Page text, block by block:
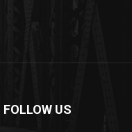
FOLLOW US